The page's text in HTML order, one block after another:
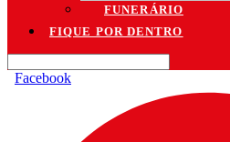
FUNERÁRIO
FIQUE POR DENTRO
Facebook